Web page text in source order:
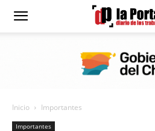
Diario
Portada
Inicio Importantes
Importantes